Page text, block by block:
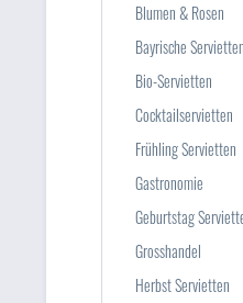
Blumen & Rosen
Bayrische Servietten
Bio-Servietten
Cocktailservietten
Frühling Servietten
Gastronomie
Geburtstag
Grosshandel
Herbst Servietten